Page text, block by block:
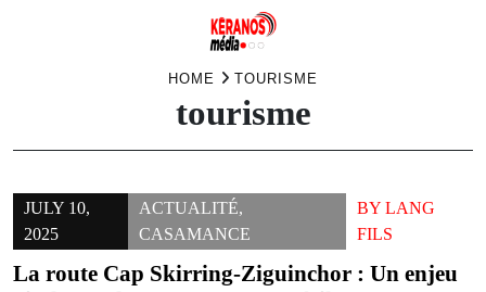
HOME TOURISME
tourisme
JULY 10,
2025
ACTUALITÉ,
CASAMANCE
BY LANG
FILS
La route Cap Skirring-Ziguinchor : Un enjeu